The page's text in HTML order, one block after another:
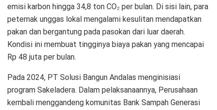
emisi karbon hingga 34,8 ton CO₂ per bulan. Di sisi lain, para
peternak unggas lokal mengalami kesulitan mendapatkan
pakan dan bergantung pada pasokan dari luar daerah.
Kondisi ini membuat tingginya biaya pakan yang mencapai
Rp 48 juta per bulan.
Pada 2024, PT Solusi Bangun Andalas menginisiasi
program Sakeladera. Dalam pelaksanaannya, Perusahaan
kembali menggandeng komunitas Bank Sampah Generasi